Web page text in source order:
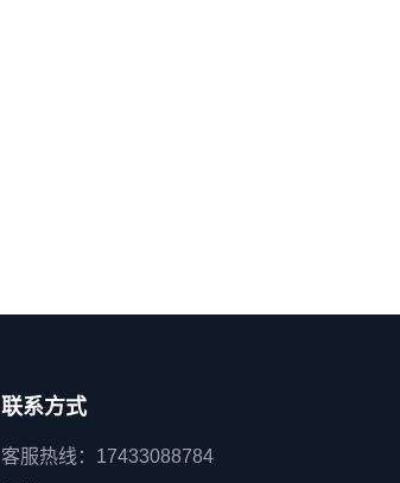
联系方式
客服热线：17433088784